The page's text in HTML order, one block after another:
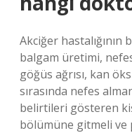
Akciğer
balgam üretimi, nefes
göğüs ağrısı, kan
sırasında nefes
belirtileri gösteren
bölümüne gitmeli